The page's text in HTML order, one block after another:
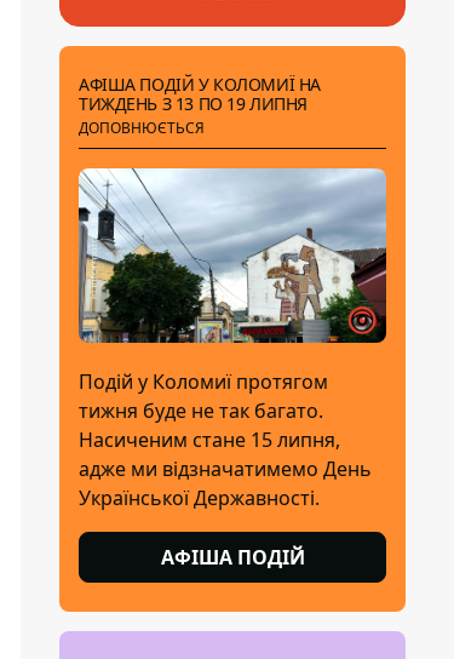
АФІША ПОДІЙ У КОЛОМИЇ НА
ТИЖДЕНЬ З 13 ПО 19 ЛИПНЯ
ДОПОВНЮЄТЬСЯ
Подій у Коломиї протягом
тижня буде не так багато.
Насиченим стане 15 липня,
адже ми відзначатимемо День
Української Державності.
АФІША ПОДІЙ